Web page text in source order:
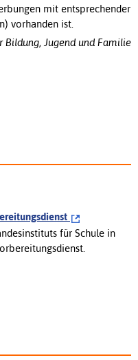
mit entsprechender
vorhanden ist.
Jugend und Familie
für Schule in